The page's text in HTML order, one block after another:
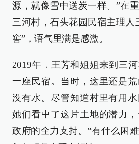
源，就像雪中送炭一样。”在
三河村，石头花园民宿主理人
窖”，语气里满是感激。
2019年，王芳和姐姐来到三
一座民宿。当时，这里还是
没有水。尽管知道村里有用
她们看中了这片土地的潜力
政府的全力支持。“有什么困